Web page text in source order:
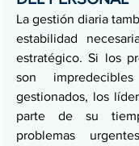
La gestión diaria
estabilidad
estratégico. Si los
son
gestionados, los
parte de su
problemas